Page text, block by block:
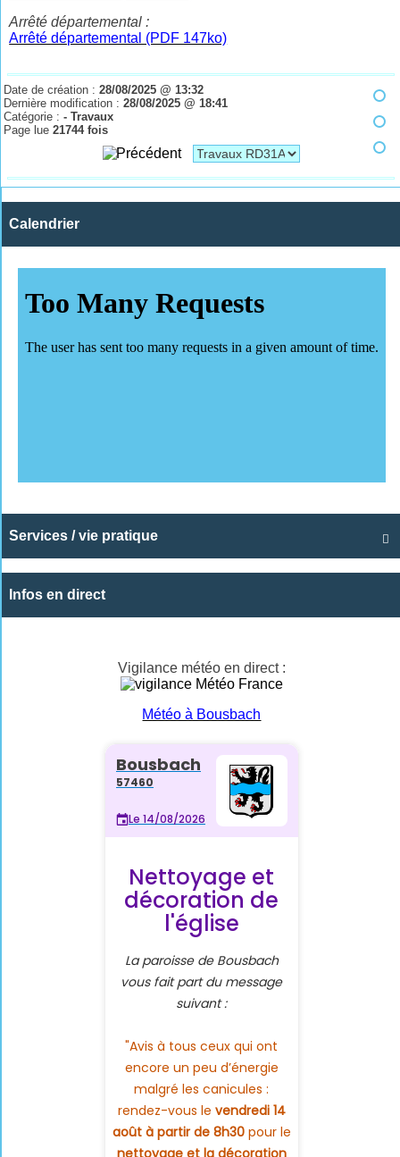
Arrêté départemental :
Arrêté départemental (PDF 147ko)
Date de création :28/08/2025 @ 13:32
Dernière modification :28/08/2025 @ 18:41
Catégorie :- Travaux
Page lue21744 fois
Calendrier

Services / vie pratique
Infos en direct
Vigilance météo en direct :
Météo à Bousbach